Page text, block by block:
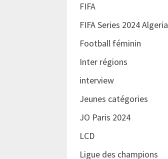
FIFA
FIFA Series 2024 Algeria
Football féminin
Inter régions
interview
Jeunes catégories
JO Paris 2024
LCD
Ligue des champions